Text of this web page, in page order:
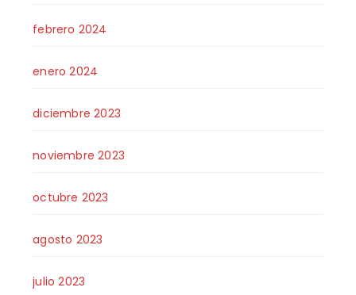
febrero 2024
enero 2024
diciembre 2023
noviembre 2023
octubre 2023
agosto 2023
julio 2023